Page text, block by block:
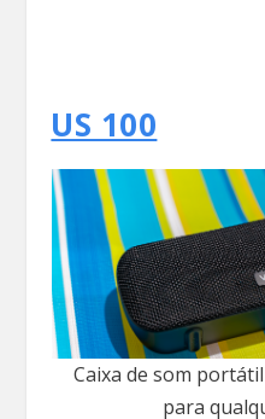
US 100
Caixa de som
para